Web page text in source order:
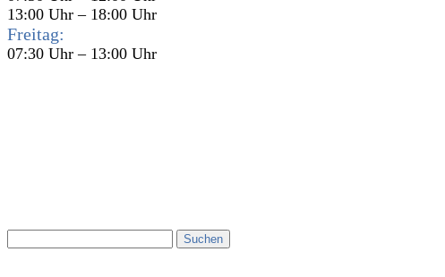
13:00 Uhr – 18:00 Uhr
Freitag:
07:30 Uhr – 13:00 Uhr